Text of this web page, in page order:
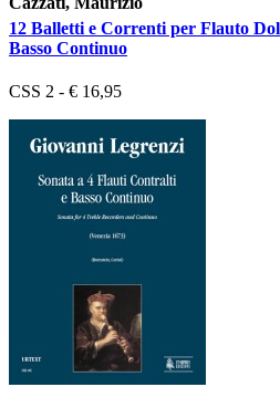
12 Balletti e Correnti per Flauto
Basso Continuo
CSS 2 - € 16,95